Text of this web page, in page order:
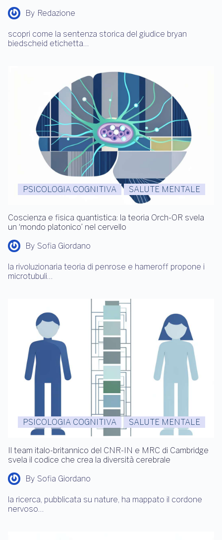
By Redazione
scopri come la sentenza storica del giudice bryan
biedscheid etichetta…
PSICOLOGIA COGNITIVA SALUTE MENTALE
Coscienza e fisica quantistica: la teoria Orch-OR svela
un ‘mondo platonico’ nel cervello
By Sofia Giordano
la rivoluzionaria teoria di penrose e hameroff propone i
microtubuli…
PSICOLOGIA COGNITIVA SALUTE MENTALE
Il team italo-britannico del CNR-IN e MRC di Cambridge
svela il codice che crea la diversità cerebrale
By Sofia Giordano
la ricerca, pubblicata su nature, ha mappato il cordone
nervoso…